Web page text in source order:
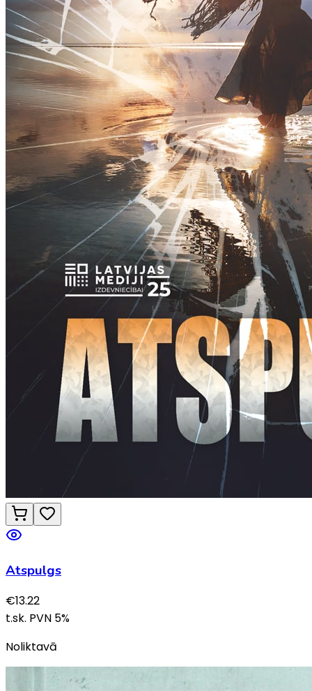
Atspulgs
€13.22
t.sk. PVN 5%
Noliktavā